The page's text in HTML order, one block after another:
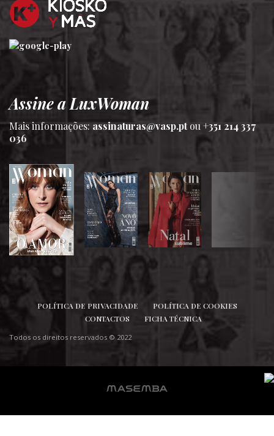
SIGA-NOS
Assine a LuxWoman
Mais informações:assinaturas@vasp.ptou +351 214 337
036
POLÍTICA DE PRIVACIDADE
POLÍTICA DE COOKIES
CONTACTOS
FICHA TÉCNICA
Todos os direitos reservados © 2022